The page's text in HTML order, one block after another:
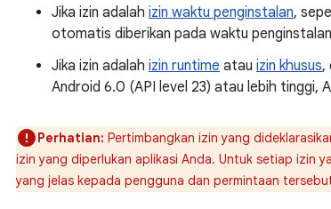
Jika izin adalah izin waktu penginstalan,
otomatis diberikan pada waktu
Jika izin adalah izin runtime atau izin khusus,
Android 6.0 (API level 23) atau lebih tinggi,
Perhatian: Pertimbangkan izin yang
izin yang diperlukan aplikasi Anda. Untuk setiap izin
yang jelas kepada pengguna dan permintaan